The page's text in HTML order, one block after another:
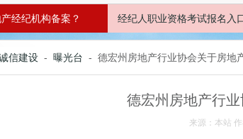
经纪机构备案？ 经纪人职业资格考试报名入
信建设 - 曝光台 - 德宏州房地产行业协会关于房地
德宏州房地产行
来源：本站